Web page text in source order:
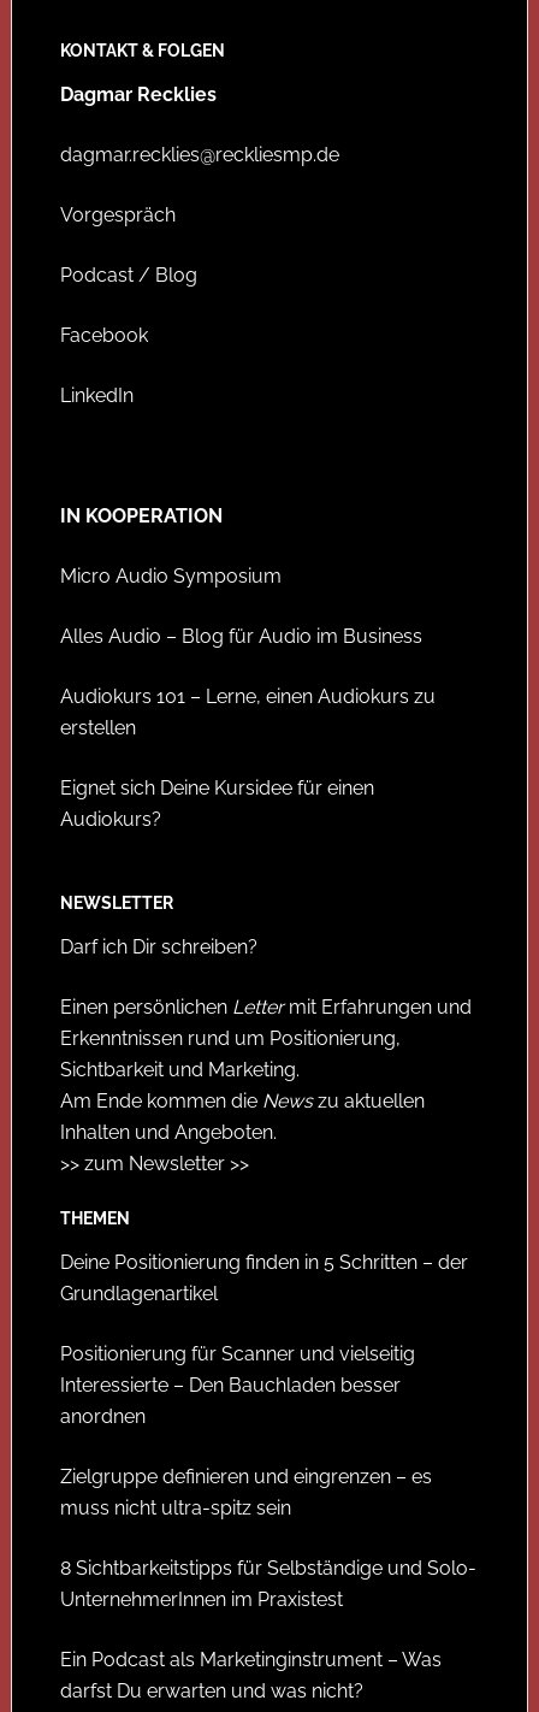
KONTAKT & FOLGEN
Dagmar Recklies
dagmar.recklies@reckliesmp.de
Vorgespräch
Podcast / Blog
Facebook
LinkedIn
IN KOOPERATION
Micro Audio Symposium
Alles Audio – Blog für Audio im Business
Audiokurs 101 – Lerne, einen Audiokurs zu
erstellen
Eignet sich Deine Kursidee für einen
Audiokurs?
NEWSLETTER
Darf ich Dir schreiben?
Einen persönlichen Lettermit Erfahrungen und
Erkenntnissen rund um Positionierung,
Sichtbarkeit und Marketing.
Am Ende kommen die Newszu aktuellen
Inhalten und Angeboten.
>> zum Newsletter >>
THEMEN
Deine Positionierung finden in 5 Schritten – der
Grundlagenartikel
Positionierung für Scanner und vielseitig
Interessierte – Den Bauchladen besser
anordnen
Zielgruppe definieren und eingrenzen – es
muss nicht ultra-spitz sein
8 Sichtbarkeitstipps für Selbständige und Solo-
UnternehmerInnen im Praxistest
Ein Podcast als Marketinginstrument – Was
darfst Du erwarten und was nicht?